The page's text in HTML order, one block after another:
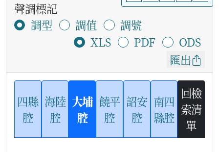
聲調標記
調型
調值
調號
XLS
PDF
ODS
匯出
四縣
腔
海陸
腔
大埔
腔
饒平
腔
詔安
腔
南四
縣腔
回檢
索清
單